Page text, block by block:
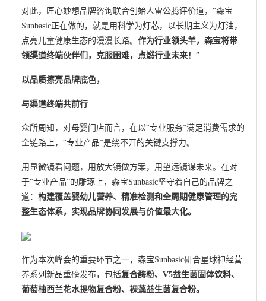
对此，匠心妙想品牌咨询联合创始人雷公腾评价道，“森宝
Sunbasic正在做的，就是用科学为灯芯，以长期主义为灯油，
点亮儿童健康生态的漫漫长路。 作为行业领头羊，森宝将带
领渠道终端伙伴们，克服困难，点燃行业未来！ ”
以品质擦亮品牌底色，
与渠道终端共前行
众所周知，对母婴门店而言，在以“专业服务”满足消费需求的
全链路上，“专业产品”是绕不开的关键支撑力。
用显微镜看问题，用放大镜做方案，用望远镜谋未来。在对
于“专业产品”的雕琢上，森宝Sunbasic坚守着自己的品牌之
道： 构建覆盖婴幼儿营养、精准检测和全周期健康管理的完
整生态体系，实现品牌协同发展与价值最大化。
作为本次峰会的重要环节之一，森宝Sunbasic研合星球神经营
养系列新品重磅发布，包括复合酶粉、V5益生菌固体饮料、
葡萄柚西兰花水提物复合粉、裸藻益生菌复合粉。